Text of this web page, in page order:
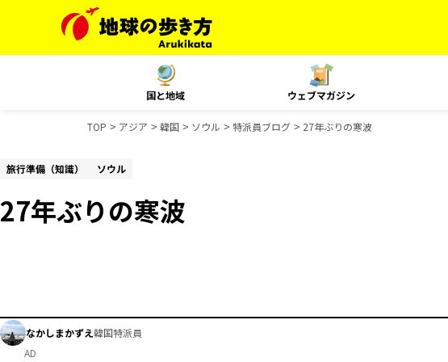
国と地域 ウェブマガジン
TOP アジア 韓国 ソウル 特派員ブログ 27年ぶりの寒波
旅行準備（知識） ソウル
27年ぶりの寒波
なかしまかずえ韓国特派員
AD